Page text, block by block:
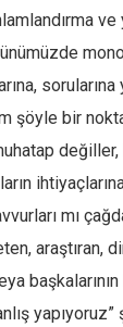
şöyle bir
değiller,
mı
araştıran,
yapıyoruz”